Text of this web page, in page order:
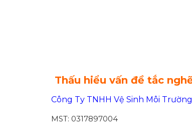
Thấu hiểu vấn đề tắc
Công Ty TNHH Vệ Sinh Môi
MST: 0317897004